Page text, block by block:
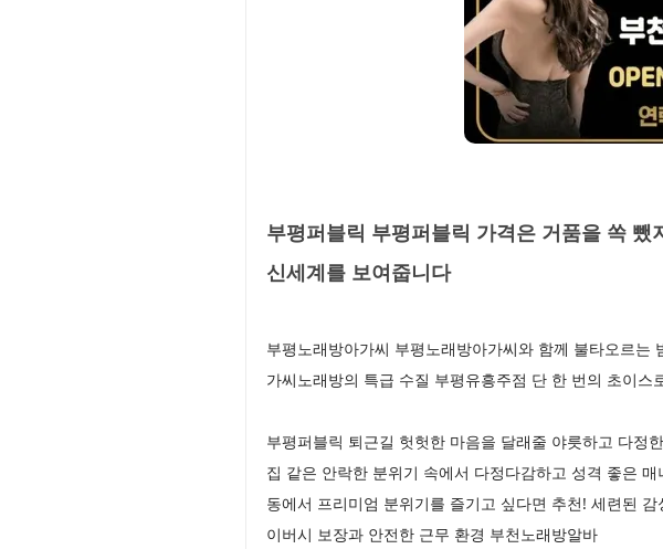
부평퍼블릭 부평퍼블릭 가격은 거품을 쏙
신세계를 보여줍니다
부평노래방아가씨 부평노래방아가씨와 함께 불타오르
가씨노래방의 특급 수질 부평유흥주점 단 한 번의 초이스
부평퍼블릭 퇴근길 헛헛한 마음을 달래줄 야릇하고 다정
집 같은 안락한 분위기 속에서 다정다감하고 성격 좋은
동에서 프리미엄 분위기를 즐기고 싶다면 추천! 세련된
이버시 보장과 안전한 근무 환경 부천노래방알바